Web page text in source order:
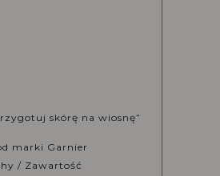
skórę na wiosnę”
marki Garnier
/ Zawartość